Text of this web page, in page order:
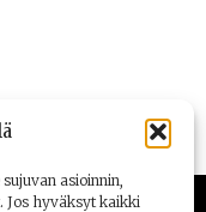
asioinnin,
Jos hyväksyt kaikki